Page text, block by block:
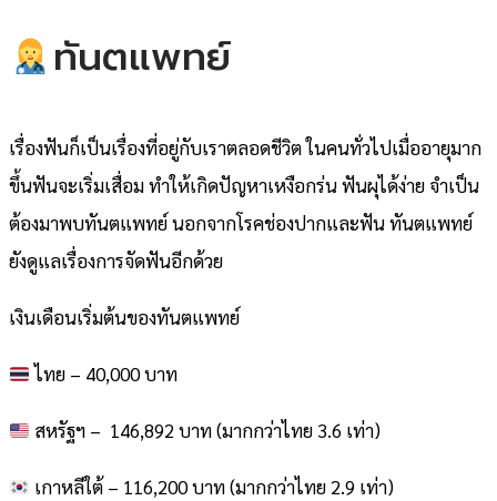
ทันตแพทย์
เรื่องฟันก็เป็นเรื่องที่อยู่กับเราตลอดชีวิต ในคนทั่วไปเมื่ออายุมาก
ขึ้นฟันจะเริ่มเสื่อม ทำให้เกิดปัญหาเหงือกร่น ฟันผุได้ง่าย จำเป็น
ต้องมาพบทันตแพทย์ นอกจากโรคช่องปากและฟัน ทันตแพทย์
ยังดูแลเรื่องการจัดฟันอีกด้วย
เงินเดือนเริ่มต้นของทันตแพทย์
ไทย – 40,000 บาท
สหรัฐฯ – 146,892 บาท (มากกว่าไทย 3.6 เท่า)
เกาหลีใต้ – 116,200 บาท (มากกว่าไทย 2.9 เท่า)